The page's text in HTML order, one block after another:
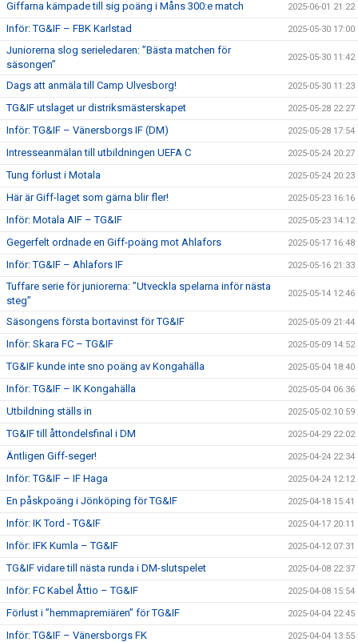
Giffarna kämpade till sig poäng i Måns 300:e match 2025-06-01 21:22
Inför: TG&IF – FBK Karlstad 2025-05-30 17:00
Juniorerna slog serieledaren: ”Bästa matchen för
säsongen”
2025-05-30 11:42
Dags att anmäla till Camp Ulvesborg! 2025-05-30 11:23
TG&IF utslaget ur distriksmästerskapet 2025-05-28 22:27
Inför: TG&IF – Vänersborgs IF (DM) 2025-05-28 17:54
Intresseanmälan till utbildningen UEFA C 2025-05-24 20:27
Tung förlust i Motala 2025-05-24 20:23
Här är Giff-laget som gärna blir fler! 2025-05-23 16:16
Inför: Motala AIF – TG&IF 2025-05-23 14:12
Gegerfelt ordnade en Giff-poäng mot Ahlafors 2025-05-17 16:48
Inför: TG&IF – Ahlafors IF 2025-05-16 21:33
Tuffare serie för juniorerna: ”Utveckla spelarna inför nästa
steg”
2025-05-14 12:46
Säsongens första bortavinst för TG&IF 2025-05-09 21:44
Inför: Skara FC – TG&IF 2025-05-09 14:52
TG&IF kunde inte sno poäng av Kongahälla 2025-05-04 18:40
Inför: TG&IF – IK Kongahälla 2025-05-04 06:36
Utbildning ställs in 2025-05-02 10:59
TG&IF till åttondelsfinal i DM 2025-04-29 22:02
Äntligen Giff-seger! 2025-04-24 22:34
Inför: TG&IF – IF Haga 2025-04-24 12:12
En påskpoäng i Jönköping för TG&IF 2025-04-18 15:41
Inför: IK Tord - TG&IF 2025-04-17 20:11
Inför: IFK Kumla – TG&IF 2025-04-12 07:31
TG&IF vidare till nästa runda i DM-slutspelet 2025-04-08 22:37
Inför: FC Kabel Åttio – TG&IF 2025-04-08 15:54
Förlust i ”hemmapremiären” för TG&IF 2025-04-04 22:45
Inför: TG&IF – Vänersborgs FK 2025-04-04 13:55